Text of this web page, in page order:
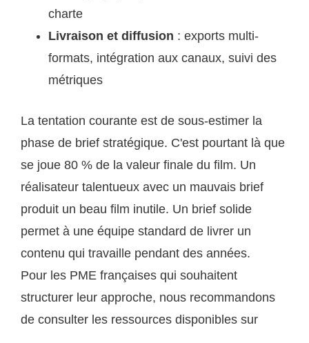
charte
Livraison et diffusion : exports multi-
formats, intégration aux canaux, suivi des
métriques
La tentation courante est de sous-estimer la
phase de brief stratégique. C'est pourtant là que
se joue 80 % de la valeur finale du film. Un
réalisateur talentueux avec un mauvais brief
produit un beau film inutile. Un brief solide
permet à une équipe standard de livrer un
contenu qui travaille pendant des années.
Pour les PME françaises qui souhaitent
structurer leur approche, nous recommandons
de consulter les ressources disponibles sur